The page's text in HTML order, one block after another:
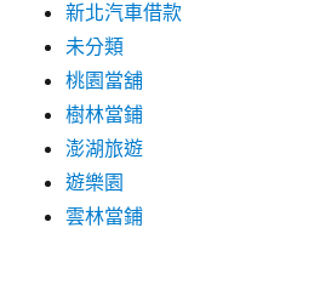
新北汽車借款
未分類
桃園當舖
樹林當鋪
澎湖旅遊
遊樂園
雲林當鋪